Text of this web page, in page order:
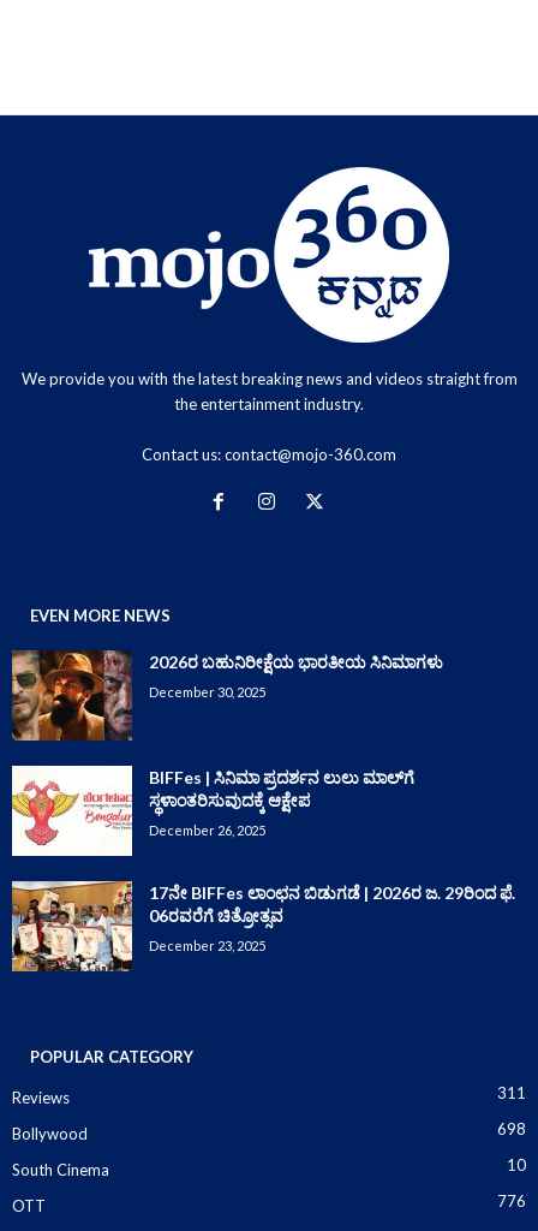
We provide you with the latest breaking news and videos straight from
the entertainment industry.
Contact us:contact@mojo-360.com
EVEN MORE NEWS
2026ರ ಬಹುನಿರೀಕ್ಷೆಯ ಭಾರತೀಯ ಸಿನಿಮಾಗಳು
December 30, 2025
BIFFes | ಸಿನಿಮಾ ಪ್ರದರ್ಶನ ಲುಲು ಮಾಲ್‌ಗೆ
ಸ್ಥಳಾಂತರಿಸುವುದಕ್ಕೆ ಆಕ್ಷೇಪ
December 26, 2025
17ನೇ BIFFes ಲಾಂಛನ ಬಿಡುಗಡೆ | 2026ರ ಜ. 29ರಿಂದ ಫೆ.
06ರವರೆಗೆ ಚಿತ್ರೋತ್ಸವ
December 23, 2025
POPULAR CATEGORY
Reviews 311
Bollywood 698
South Cinema 10
OTT
776